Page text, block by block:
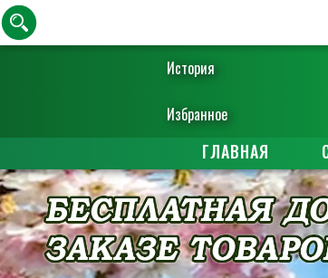
История
Избранное
ГЛАВНАЯ